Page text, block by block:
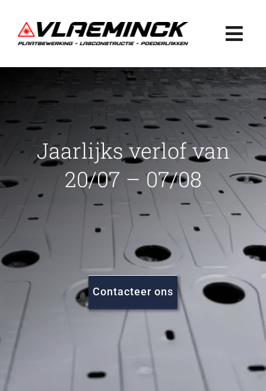
naar
inhoud
Plaatbewerking
Lasconstructie
Poederlakken
Projecten
FAQ
Vacatures
Jaarlijks verlof van
20/07 – 07/08
Contacteer ons